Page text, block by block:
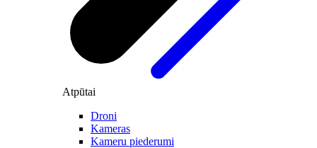
Atpūtai
Droni
Kameras
Kameru piederumi